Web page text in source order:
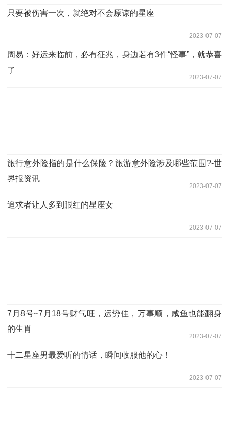
只要被伤害一次，就绝对不会原谅的星座
2023-07-07
周易：好运来临前，必有征兆，身边若有3件“怪事”，就恭喜
了
2023-07-07
旅行意外险指的是什么保险？旅游意外险涉及哪些范围?-世
界报资讯
2023-07-07
追求者让人多到眼红的星座女
2023-07-07
7月8号~7月18号财气旺，运势佳，万事顺，咸鱼也能翻身
的生肖
2023-07-07
十二星座男最爱听的情话，瞬间收服他的心！
2023-07-07